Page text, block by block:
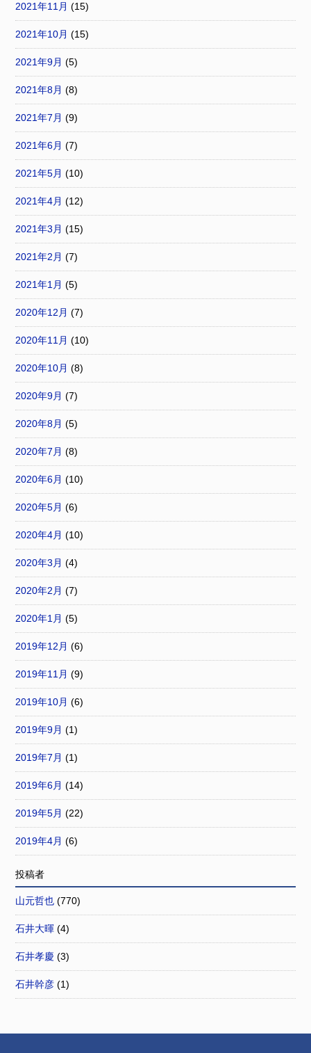
2021年11月 (15)
2021年10月 (15)
2021年9月 (5)
2021年8月 (8)
2021年7月 (9)
2021年6月 (7)
2021年5月 (10)
2021年4月 (12)
2021年3月 (15)
2021年2月 (7)
2021年1月 (5)
2020年12月 (7)
2020年11月 (10)
2020年10月 (8)
2020年9月 (7)
2020年8月 (5)
2020年7月 (8)
2020年6月 (10)
2020年5月 (6)
2020年4月 (10)
2020年3月 (4)
2020年2月 (7)
2020年1月 (5)
2019年12月 (6)
2019年11月 (9)
2019年10月 (6)
2019年9月 (1)
2019年7月 (1)
2019年6月 (14)
2019年5月 (22)
2019年4月 (6)
投稿者
山元哲也 (770)
石井大暉 (4)
石井孝慶 (3)
石井幹彦 (1)